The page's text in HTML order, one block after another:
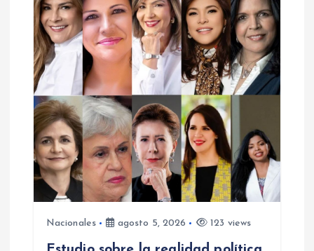
Nacionales agosto 5, 2026 123 views